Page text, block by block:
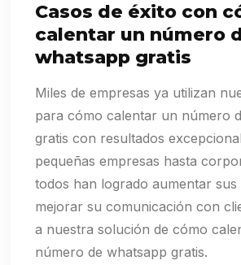
Casos de éxito con
calentar un número
whatsapp gratis
Miles de empresas ya utilizan
para cómo calentar un número
gratis con resultados
pequeñas empresas hasta
todos han logrado aumentar sus
mejorar su comunicación con
a nuestra solución de cómo
número de whatsapp gratis.